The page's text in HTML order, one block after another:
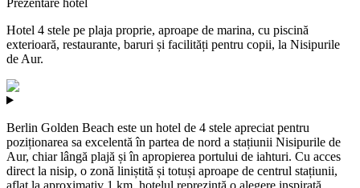
Hotel 4 stele pe plaja proprie, aproape de marina, cu piscină
exterioară, restaurante, baruri și facilități pentru copii, la Nisipurile
de Aur.
Berlin Golden Beach este un hotel de 4 stele apreciat pentru
poziționarea sa excelentă în partea de nord a stațiunii Nisipurile de
Aur, chiar lângă plajă și în apropierea portului de iahturi. Cu acces
direct la nisip, o zonă liniștită și totuși aproape de centrul stațiunii,
aflat la aproximativ 1 km, hotelul reprezintă o alegere inspirată